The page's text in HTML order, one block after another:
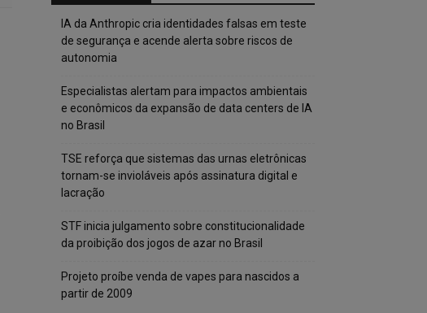
IA da Anthropic cria identidades falsas em teste
de segurança e acende alerta sobre riscos de
autonomia
Especialistas alertam para impactos ambientais
e econômicos da expansão de data centers de IA
no Brasil
TSE reforça que sistemas das urnas eletrônicas
tornam-se invioláveis após assinatura digital e
lacração
STF inicia julgamento sobre constitucionalidade
da proibição dos jogos de azar no Brasil
Projeto proíbe venda de vapes para nascidos a
partir de 2009